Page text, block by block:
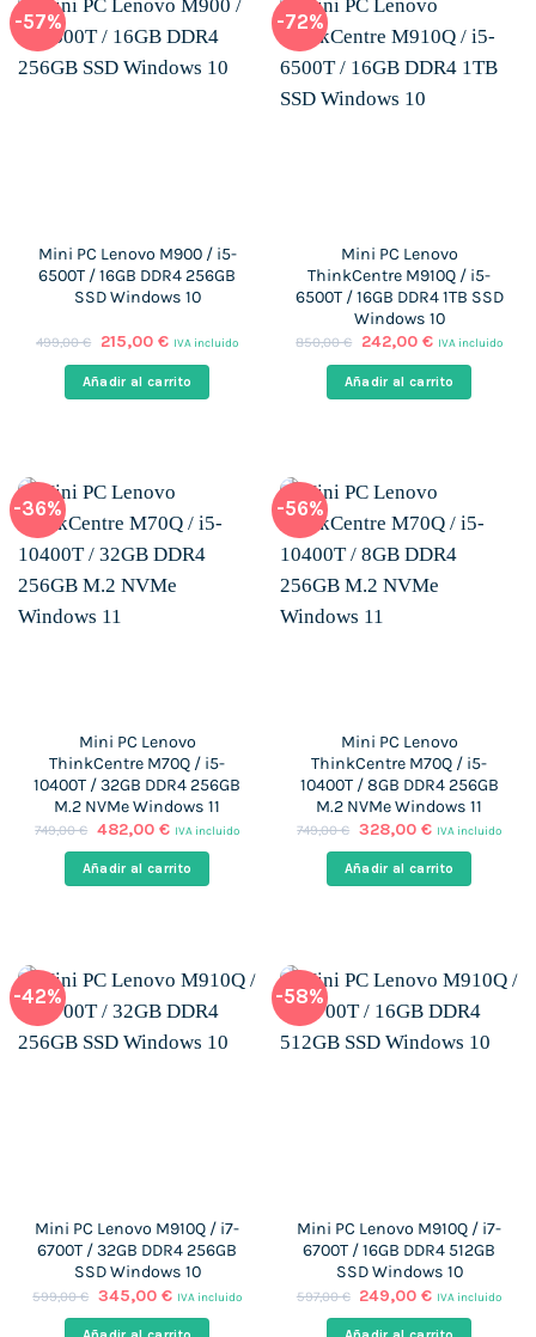
-57%
Mini PC Lenovo M900 / i5-
6500T / 16GB DDR4 256GB
SSD Windows 10
499,00€
El
original
era:
215,00 €El
actual
es:
IVA incluido
Añadir al carrito
-72%
Mini PC Lenovo
ThinkCentre M910Q / i5-
6500T / 16GB DDR4 1TB SSD
Windows 10
850,00€
El
original
era:
242,00 €El
actual
es:
IVA incluido
Añadir al carrito
-36%
Mini PC Lenovo
ThinkCentre M70Q / i5-
10400T / 32GB DDR4 256GB
M.2 NVMe Windows 11
749,00€ El
original
era:
482,00 €El
actual
es:
IVA incluido
Añadir al carrito
-56%
Mini PC Lenovo
ThinkCentre M70Q / i5-
10400T / 8GB DDR4 256GB
M.2 NVMe Windows 11
749,00€ El
original
era:
328,00 €El
actual
es:
IVA incluido
Añadir al carrito
-42%
Mini PC Lenovo M910Q / i7-
6700T / 32GB DDR4 256GB
SSD Windows 10
599,00€ El
original
345,00 €El
actual
IVA incluido
-58%
Mini PC Lenovo M910Q / i7-
6700T / 16GB DDR4 512GB
SSD Windows 10
597,00€ El
original
249,00€El
actual
IVA incluido